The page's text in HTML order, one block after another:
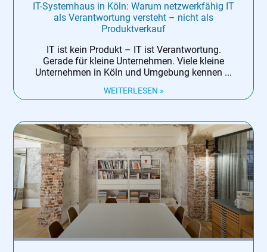
IT-Systemhaus in Köln: Warum netzwerkfähig IT
als Verantwortung versteht – nicht als
Produktverkauf
IT ist kein Produkt – IT ist Verantwortung.
Gerade für kleine Unternehmen. Viele kleine
Unternehmen in Köln und Umgebung kennen
WEITERLESEN »